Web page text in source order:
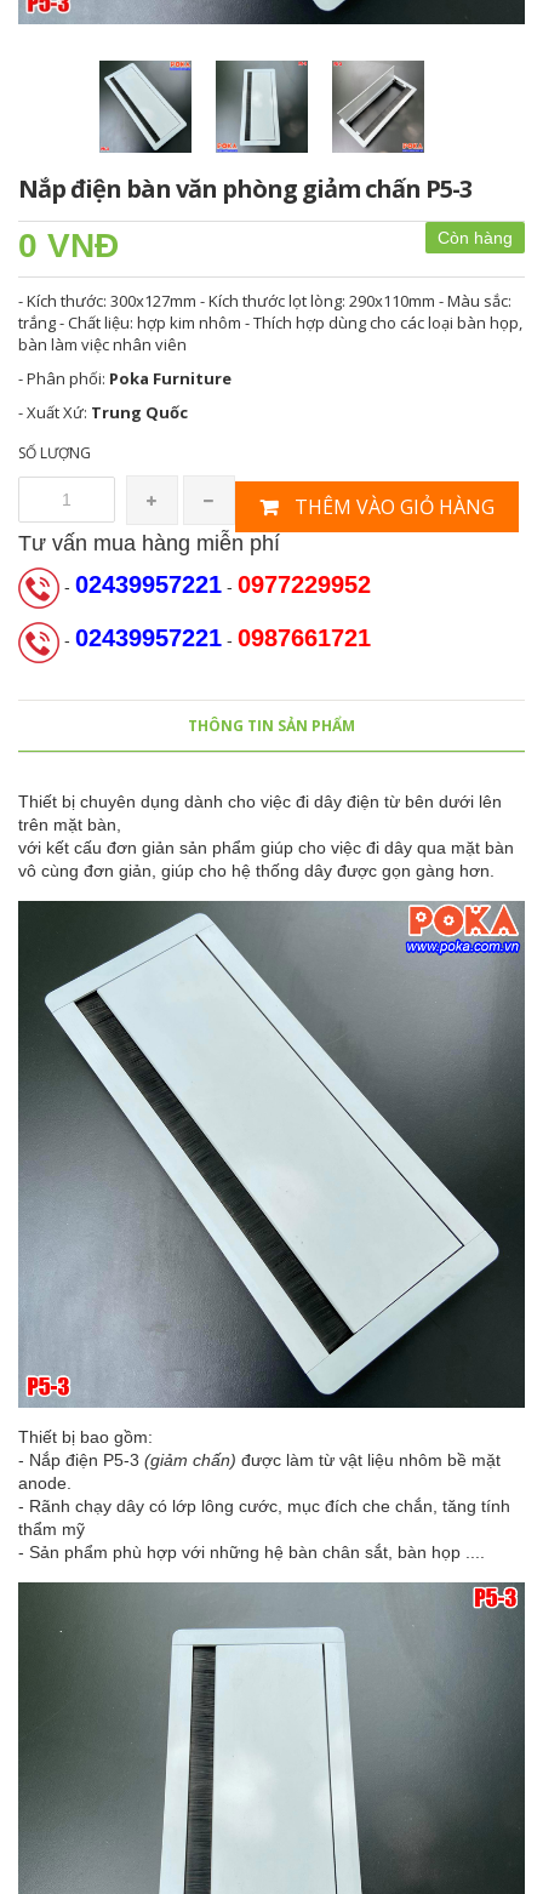
Nắp điện bàn văn phòng giảm chấn P5-3
Còn hàng
0 VNĐ
- Kích thước: 300x127mm - Kích thước lọt lòng: 290x110mm - Màu sắc:
trắng - Chất liệu: hợp kim nhôm - Thích hợp dùng cho các loại bàn họp,
bàn làm việc nhân viên
- Phân phối: Poka Furniture
- Xuất Xứ: Trung Quốc
SỐ LƯỢNG
THÊM VÀO GIỎ HÀNG
Tư vấn mua hàng miễn phí
- 02439957221 - 0977229952
- 02439957221 - 0987661721
THÔNG TIN SẢN PHẨM
Thiết bị chuyên dụng dành cho việc đi dây điện từ bên dưới lên
trên mặt bàn,
với kết cấu đơn giản sản phẩm giúp cho việc đi dây qua mặt bàn
vô cùng đơn giản, giúp cho hệ thống dây được gọn gàng hơn.
Thiết bị bao gồm:
- Nắp điện P5-3 (giảm chấn) được làm từ vật liệu nhôm bề mặt
anode.
- Rãnh chạy dây có lớp lông cước, mục đích che chắn, tăng tính
thẩm mỹ
- Sản phẩm phù hợp với những hệ bàn chân sắt, bàn họp ....